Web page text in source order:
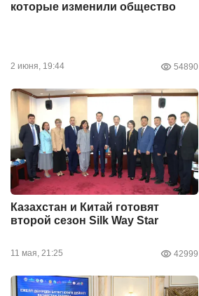
которые изменили общество
2 июня, 19:44 54890
Казахстан и Китай готовят
второй сезон Silk Way Star
11 мая, 21:25 42999